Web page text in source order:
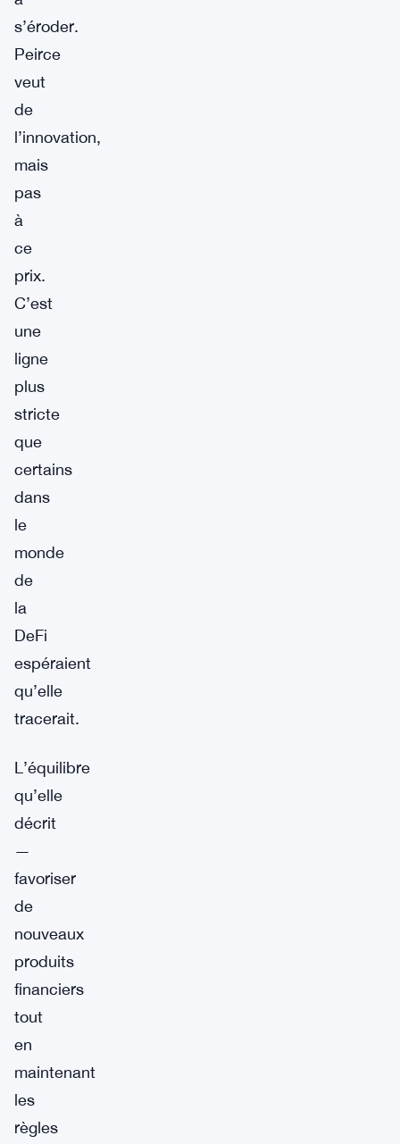
s’éroder.
Peirce
veut
de
l’innovation,
mais
pas
à
ce
prix.
C’est
une
ligne
plus
stricte
que
certains
dans
le
monde
de
la
DeFi
espéraient
qu’elle
tracerait.
L’équilibre
qu’elle
décrit
—
favoriser
de
nouveaux
produits
financiers
tout
en
maintenant
les
règles